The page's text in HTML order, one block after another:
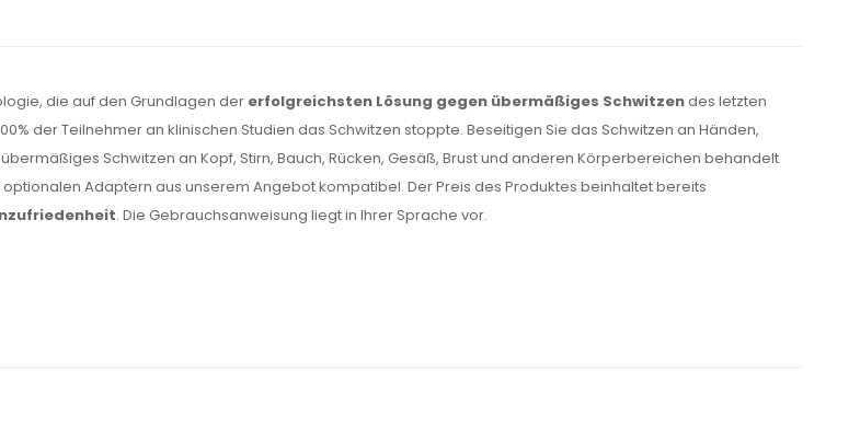
die auf den Grundlagen der erfolgreichsten Lösung gegen übermäßiges Schwitzendes letzten
der Teilnehmer an klinischen Studien das Schwitzen stoppte. Beseitigen Sie das Schwitzen an Händen,
Schwitzen an Kopf, Stirn, Bauch, Rücken, Gesäß, Brust und anderen Körperbereichen behandelt
Adaptern aus unserem Angebot kompatibel. Der Preis des Produktes beinhaltet bereits
. Die Gebrauchsanweisung liegt in Ihrer Sprache vor.